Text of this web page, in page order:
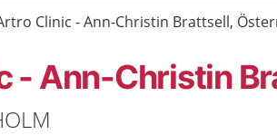
Clinic - Ann-Christin Brattsell,
- Ann-Christin